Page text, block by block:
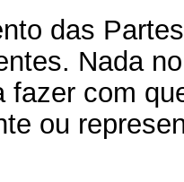
das
Nada
fazer com
ou